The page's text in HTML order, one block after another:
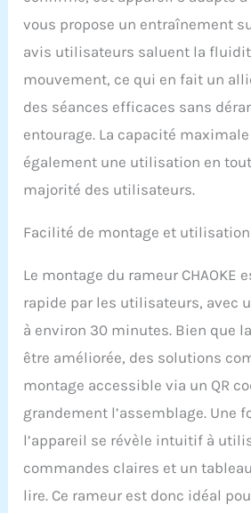
stabilité
l'exercice.
ainsi vous
rendre
𝙍𝘼𝙈𝙀𝙐𝙍
Notre
16 niveaux
ou
vous
objectifs et
condition
améliore
générale.
𝙇𝘾𝘿
L'écran LCD
vous propose un entraînement
avis utilisateurs saluent la
mouvement, ce qui en fait un
des séances efficaces sans
entourage. La capacité
également une utilisation en
majorité des utilisateurs.
Facilité de montage et
Le montage du rameur CHAOKE
rapide par les utilisateurs, avec
à environ 30 minutes. Bien que
être améliorée, des solutions
montage accessible via un QR
grandement l’assemblage. Une
l’appareil se révèle intuitif à
commandes claires et un
lire. Ce rameur est donc idéal